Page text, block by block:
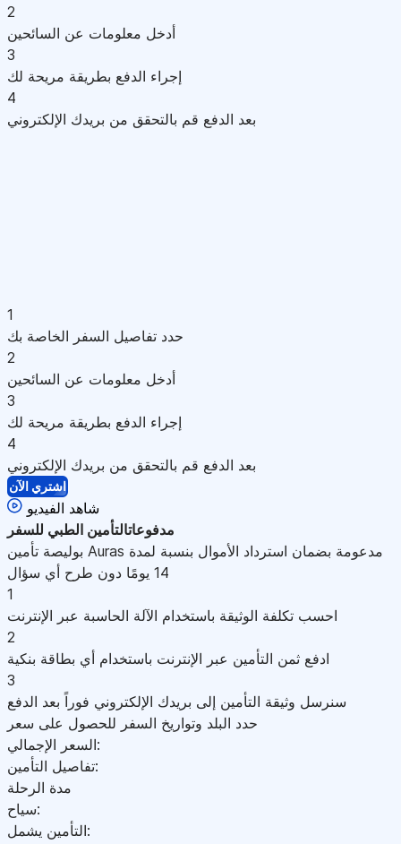
2
أدخل معلومات عن السائحين
3
إجراء الدفع بطريقة مريحة لك
4
بعد الدفع قم بالتحقق من بريدك الإلكتروني
1
حدد تفاصيل السفر الخاصة بك
2
أدخل معلومات عن السائحين
3
إجراء الدفع بطريقة مريحة لك
4
بعد الدفع قم بالتحقق من بريدك الإلكتروني
اشتري الآن
شاهد الفيديو
مدفوعاتالتأمين الطبي للسفر
بوليصة تأمين Auras مدعومة بضمان استرداد الأموال بنسبة لمدة
14 يومًا دون طرح أي سؤال
1
احسب تكلفة الوثيقة باستخدام الآلة الحاسبة عبر الإنترنت
2
ادفع ثمن التأمين عبر الإنترنت باستخدام أي بطاقة بنكية
3
سنرسل وثيقة التأمين إلى بريدك الإلكتروني فوراً بعد الدفع
حدد البلد وتواريخ السفر للحصول على سعر
السعر الإجمالي:
تفاصيل التأمين:
مدة الرحلة
سياح:
التأمين يشمل: